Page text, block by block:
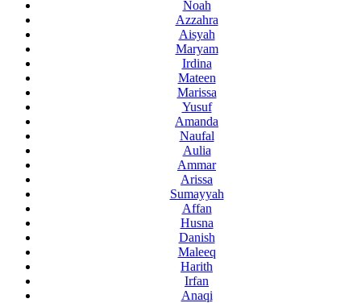
Noah
Azzahra
Aisyah
Maryam
Irdina
Mateen
Marissa
Yusuf
Amanda
Naufal
Aulia
Ammar
Arissa
Sumayyah
Affan
Husna
Danish
Maleeq
Harith
Irfan
Anaqi